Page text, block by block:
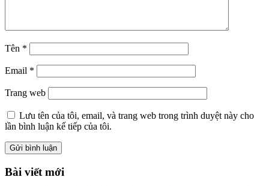
Tên *
Email *
Trang web
Lưu tên của tôi, email, và trang web trong trình duyệt này cho
lần bình luận kế tiếp của tôi.
Bài viết mới